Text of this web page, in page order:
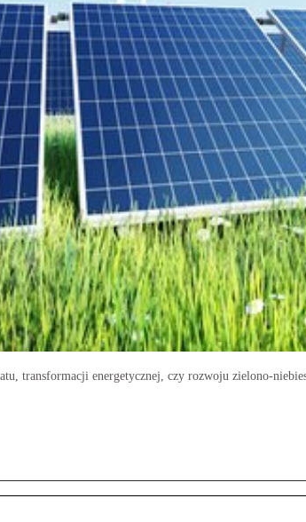
transformacji energetycznej, czy rozwoju zielono-